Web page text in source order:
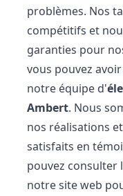
problèmes. Nos
compétitifs et
garanties pour
vous pouvez
notre équipe d'
Ambert. Nous
nos réalisations
satisfaits en
pouvez consulter
notre site web